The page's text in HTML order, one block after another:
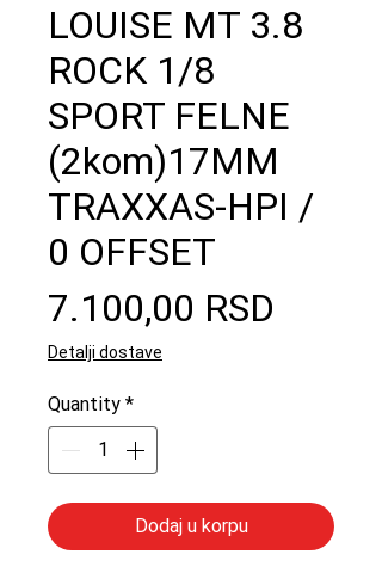
LOUISE MT 3.8
ROCK 1/8
SPORT FELNE
(2kom)17MM
TRAXXAS-HPI /
0 OFFSET
7.100,00 RSD
Detalji dostave
Quantity *
Dodaj u korpu